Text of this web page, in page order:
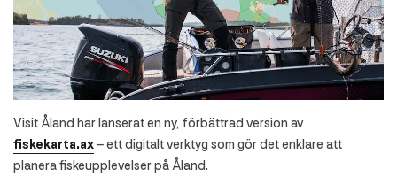
Visit Åland har lanserat en ny, förbättrad version av
fiskekarta.ax– ett digitalt verktyg som gör det enklare att
planera fiskeupplevelser på Åland.